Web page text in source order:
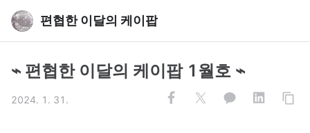
편협한 이달의 케이팝
⌁ 편협한 이달의 케이팝 1월호 ⌁
2024. 1. 31.